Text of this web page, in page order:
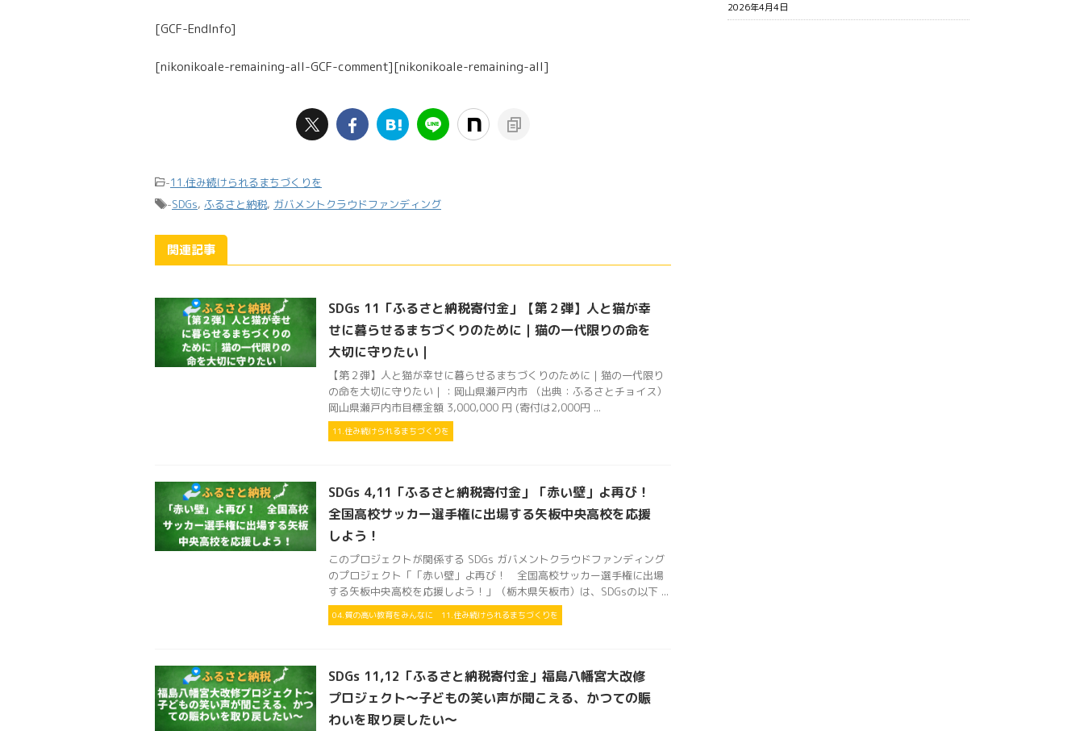
[GCF-EndInfo]
[nikonikoale-remaining-all-GCF-comment][nikonikoale-remaining-all]
-11.住み続けられるまちづくりを
-SDGs, ふるさと納税, ガバメントクラウドファンディング
関連記事
SDGs 11「ふるさと納税寄付金」【第２弾】人と猫が幸
せに暮らせるまちづくりのために｜猫の一代限りの命を
大切に守りたい｜
【第２弾】人と猫が幸せに暮らせるまちづくりのために｜猫の一代限り
の命を大切に守りたい｜：岡山県瀬戸内市 （出典：ふるさとチョイス）
岡山県瀬戸内市目標金額 3,000,000 円 (寄付は2,000円 ...
11.住み続けられるまちづくりを
SDGs 4,11「ふるさと納税寄付金」「赤い壁」よ再び！
全国高校サッカー選手権に出場する矢板中央高校を応援
しよう！
このプロジェクトが関係する SDGs ガバメントクラウドファンディング
のプロジェクト「「赤い壁」よ再び！ 全国高校サッカー選手権に出場
する矢板中央高校を応援しよう！」（栃木県矢板市）は、SDGsの以下 ...
04.質の高い教育をみんなに 11.住み続けられるまちづくりを
SDGs 11,12「ふるさと納税寄付金」福島八幡宮大改修
プロジェクト～子どもの笑い声が聞こえる、かつての賑
わいを取り戻したい～
2026年4月4日